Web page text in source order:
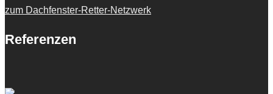
zum Dachfenster-Retter-Netzwerk
Referenzen